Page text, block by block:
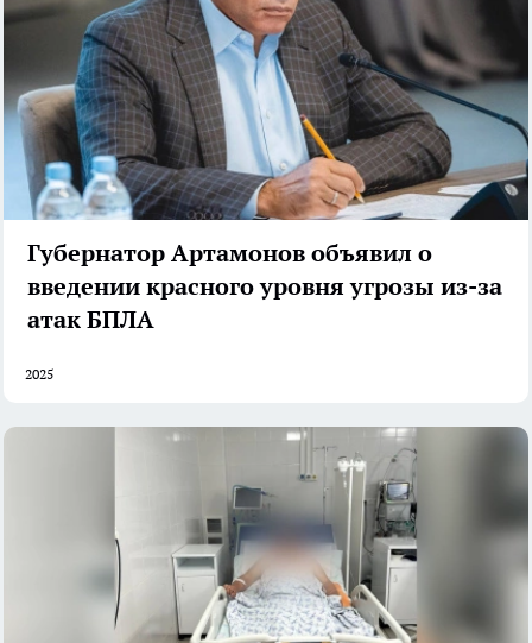
Губернатор Артамонов объявил о
введении красного уровня угрозы из-за
атак БПЛА
2025